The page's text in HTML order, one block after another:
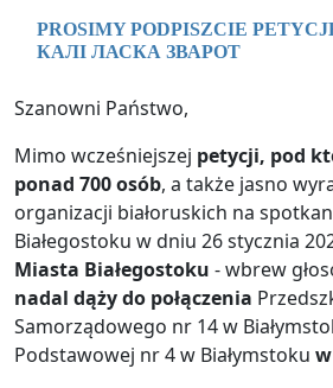
PROSIMY PODPISZCIE
КАЛІ ЛАСКА ЗВАРОТ
Szanowni Państwo,
Mimo wcześniejszej petycji, pod
ponad 700 osób, a także jasno
organizacji białoruskich na
Białegostoku w dniu 26 stycznia
Miasta Białegostoku - wbrew
nadal dąży do połączenia
Samorządowego nr 14 w
Podstawowej nr 4 w Białymstoku